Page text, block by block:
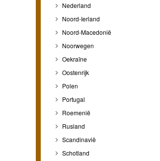
Nederland
Noord-Ierland
Noord-Macedonië
Noorwegen
Oekraïne
Oostenrijk
Polen
Portugal
Roemenië
Rusland
Scandinavië
Schotland